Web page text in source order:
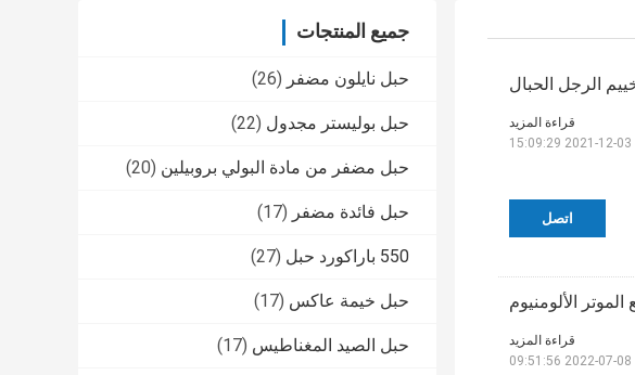
جميع المنتجات
حبل نايلون مضفر (26)
حبل بوليستر مجدول (22)
حبل مضفر من مادة البولي بروبيلين (20)
حبل فائدة مضفر (17)
550 باراكورد حبل (27)
حبل خيمة عاكس (17)
حبل الصيد المغناطيس (17)
اتصل
قراءة المزيد
2021-12-03 15:09:29
قراءة المزيد
2022-07-08 09:51:56